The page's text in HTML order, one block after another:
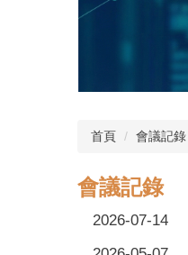
首頁 會議記錄
會議記錄
2026-07-14